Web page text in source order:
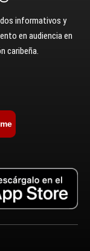
informativos y
en audiencia en
caribeña.